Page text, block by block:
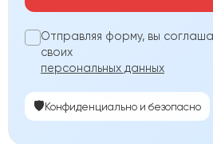
Отправляя форму, вы
своих
персональных данных
🛡️Конфиденциально и безопасно